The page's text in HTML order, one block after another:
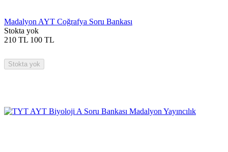
Madalyon AYT Coğrafya Soru Bankası
Stokta yok
210 TL 100 TL
Stokta yok